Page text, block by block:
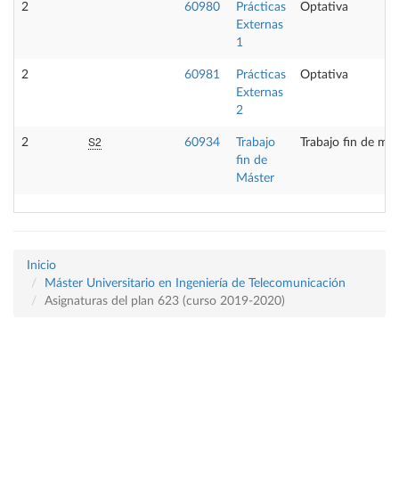
2 60980
Prácticas
Externas
1
Optativa
2 60981
Prácticas
Externas
2
Optativa
2 S2 60934
Trabajo
fin de
Máster
Trabajo fin de
Inicio
Máster Universitario en Ingeniería de Telecomunicación
Asignaturas del plan 623 (curso 2019-2020)